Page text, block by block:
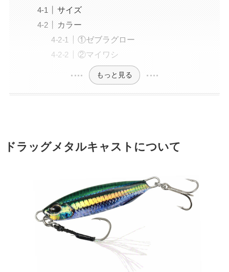
サイズ
カラー
①ゼブラグロー
②マイワシ
もっと見る
ドラッグメタルキャストについて